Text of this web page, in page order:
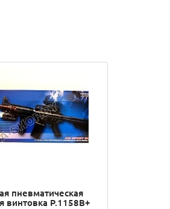
пневматическая
винтовка P.1158В+